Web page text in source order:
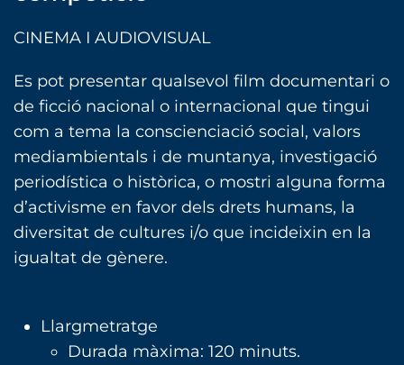
CINEMA I AUDIOVISUAL
Es pot presentar qualsevol film documentari o
de ficció nacional o internacional que tingui
com a tema la conscienciació social, valors
mediambientals i de muntanya, investigació
periodística o històrica, o mostri alguna forma
d’activisme en favor dels drets humans, la
diversitat de cultures i/o que incideixin en la
igualtat de gènere.
Llargmetratge
Durada màxima: 120 minuts.